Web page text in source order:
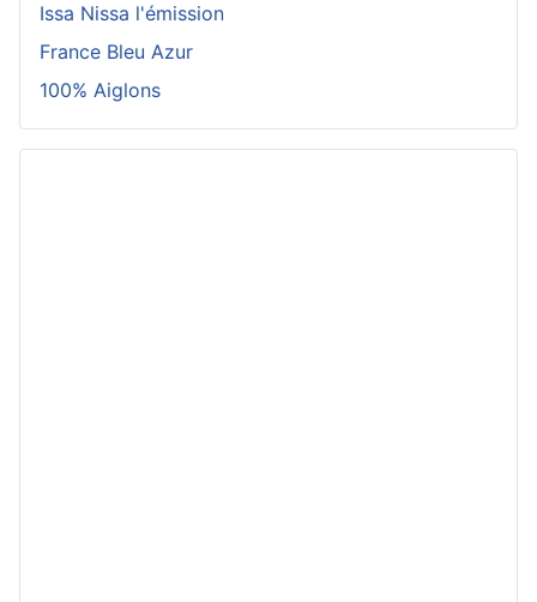
Issa Nissa l'émission
France Bleu Azur
100% Aiglons